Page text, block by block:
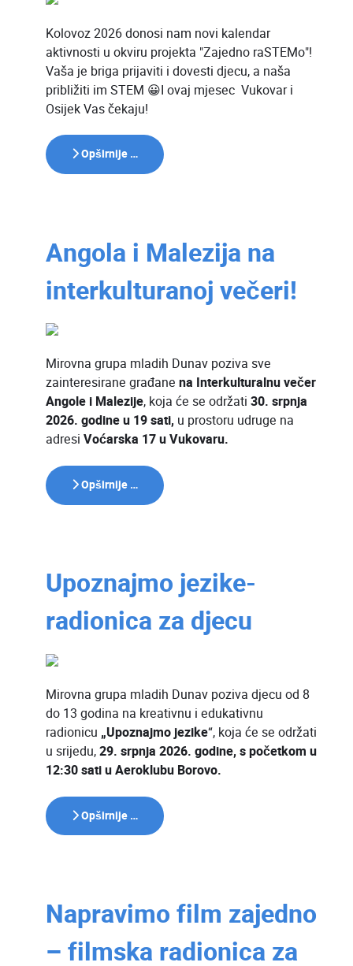
Kolovoz 2026 donosi nam novi kalendar
aktivnosti u okviru projekta "Zajedno raSTEMo"!
Vaša je briga prijaviti i dovesti djecu, a naša
približiti im STEM 😀I ovaj mjesec Vukovar i
Osijek Vas čekaju!
Opširnije …
Angola i Malezija na
interkulturanoj večeri!
Mirovna grupa mladih Dunav poziva sve
zainteresirane građane na Interkulturalnu večer
Angole i Malezije, koja će se održati 30. srpnja
2026. godine u 19 sati, u prostoru udruge na
adresi Voćarska 17 u Vukovaru.
Opširnije …
Upoznajmo jezike-
radionica za djecu
Mirovna grupa mladih Dunav poziva djecu od 8
do 13 godina na kreativnu i edukativnu
radionicu „Upoznajmo jezike“, koja će se održati
u srijedu,29. srpnja 2026. godine, s početkom u
12:30 sati u Aeroklubu Borovo.
Opširnije …
Napravimo film zajedno
– filmska radionica za